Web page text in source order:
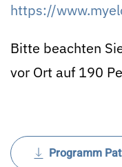
https://
Bitte beachten
vor Ort auf 190
Programm